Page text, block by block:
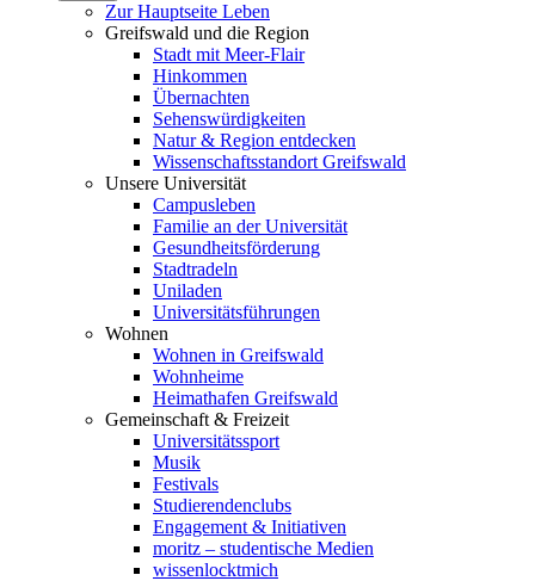
Zur Hauptseite Leben
Greifswald und die Region
Stadt mit Meer-Flair
Hinkommen
Übernachten
Sehenswürdigkeiten
Natur & Region entdecken
Wissenschaftsstandort Greifswald
Unsere Universität
Campusleben
Familie an der Universität
Gesundheitsförderung
Stadtradeln
Uniladen
Universitätsführungen
Wohnen
Wohnen in Greifswald
Wohnheime
Heimathafen Greifswald
Gemeinschaft & Freizeit
Universitätssport
Musik
Festivals
Studierendenclubs
Engagement & Initiativen
moritz – studentische Medien
wissenlocktmich